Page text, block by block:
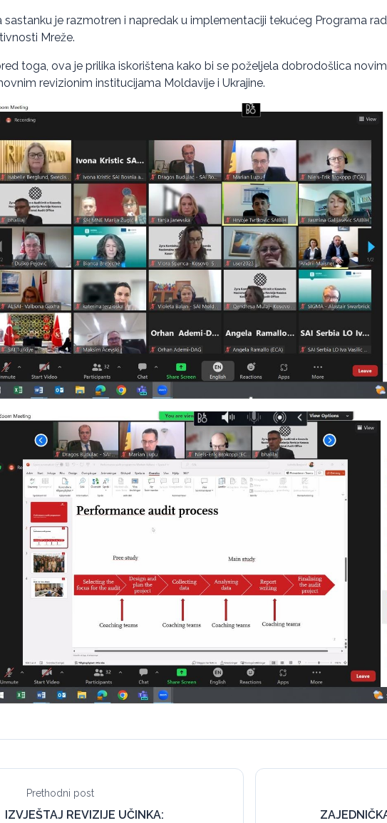
sastanku je razmotren i napredak u implementaciji tekućeg Programa
Mreže.
toga, ova je prilika iskorištena kako bi se poželjela dobrodošlica
revizionim institucijama Moldavije i Ukrajine.
Prethodni post
IZVJEŠTAJ REVIZIJE UČINKA: